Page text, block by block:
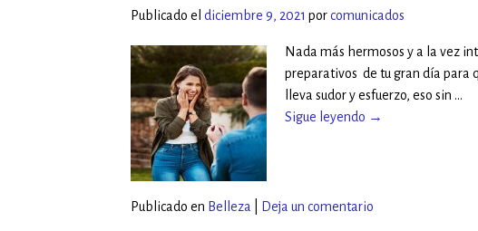
Publicado el diciembre 9, 2021 porcomunicados
Nada más hermosos y a la vez
preparativos de tu gran día para
lleva sudor y esfuerzo, eso sin …
Sigue leyendo →
Publicado en Belleza Deja un comentario